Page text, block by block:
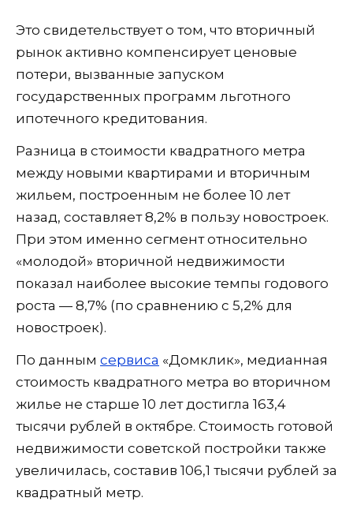
Это свидетельствует о том, что вторичный
рынок активно компенсирует ценовые
потери, вызванные запуском
государственных программ льготного
ипотечного кредитования.
Разница в стоимости квадратного метра
между новыми квартирами и вторичным
жильем, построенным не более 10 лет
назад, составляет 8,2% в пользу новостроек.
При этом именно сегмент относительно
«молодой» вторичной недвижимости
показал наиболее высокие темпы годового
роста — 8,7% (по сравнению с 5,2% для
новостроек).
По данным сервиса «Домклик», медианная
стоимость квадратного метра во вторичном
жилье не старше 10 лет достигла 163,4
тысячи рублей в октябре. Стоимость готовой
недвижимости советской постройки также
увеличилась, составив 106,1 тысячи рублей за
квадратный метр.